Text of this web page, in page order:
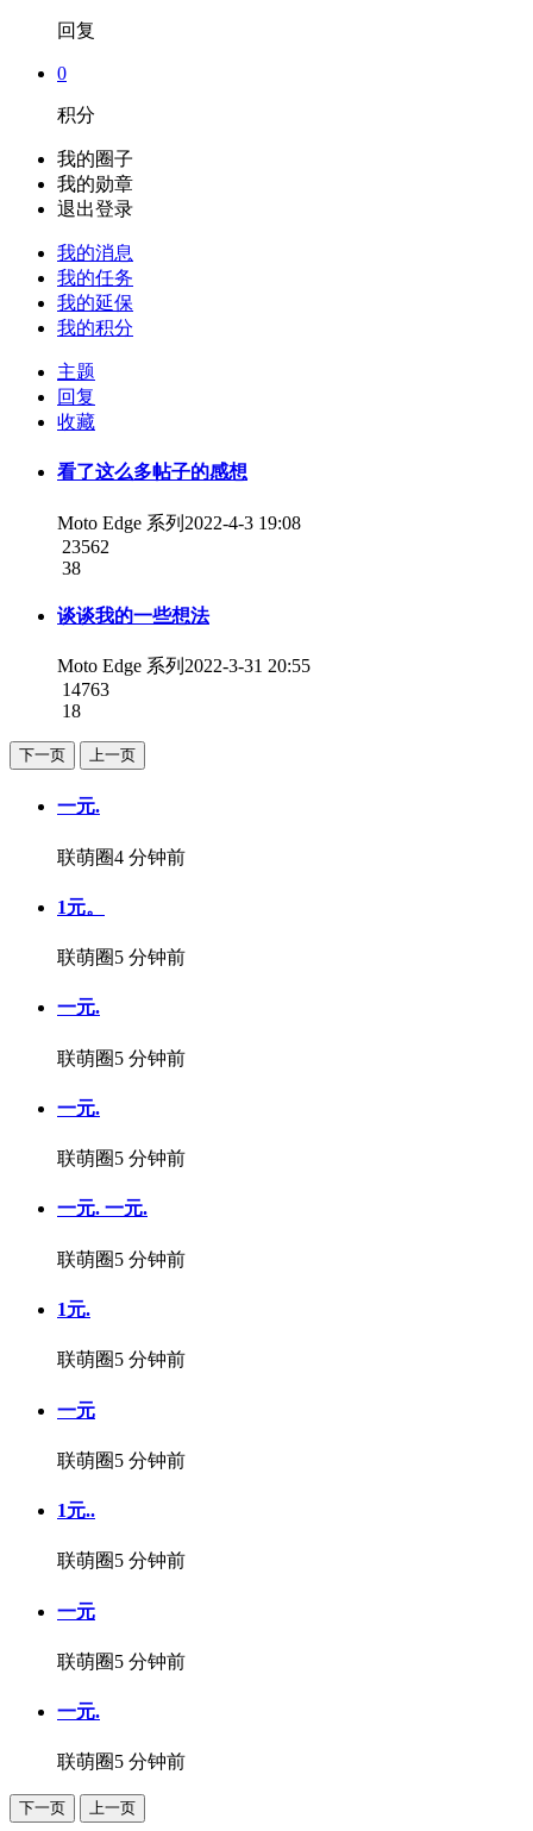
回复
0
积分
我的圈子
我的勋章
退出登录
我的消息
我的任务
我的延保
我的积分
主题
回复
收藏
看了这么多帖子的感想
Moto Edge 系列 2022-4-3 19:08
23562
38
谈谈我的一些想法
Moto Edge 系列 2022-3-31 20:55
14763
18
下一页 上一页
一元.
联萌圈4 分钟前
1元。
联萌圈5 分钟前
一元.
联萌圈5 分钟前
一元.
联萌圈5 分钟前
一元. 一元.
联萌圈5 分钟前
1元.
联萌圈5 分钟前
一元
联萌圈5 分钟前
1元..
联萌圈5 分钟前
一元
联萌圈5 分钟前
一元.
联萌圈5 分钟前
下一页 上一页